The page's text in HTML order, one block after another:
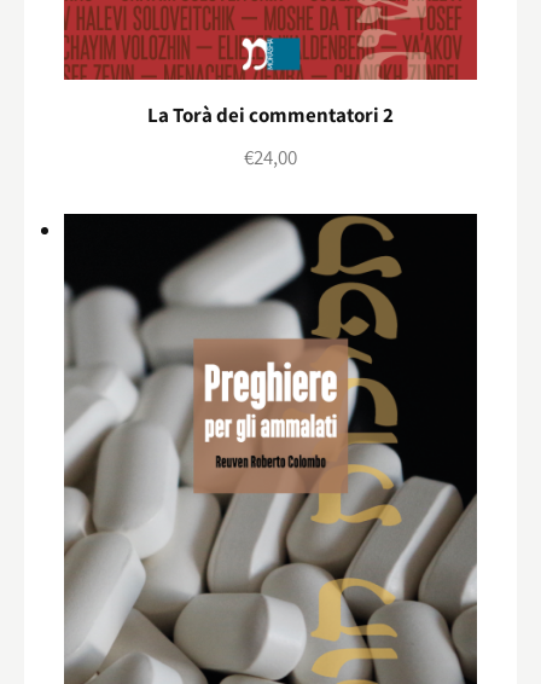
La Torà dei commentatori 2
€24,00